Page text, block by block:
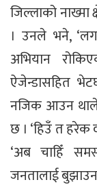
जिल्लाको नाख्मा
। उनले भने,
अभियान
ऐजेन्डासहित
नजिक आउन
छ । ‘हिउँ त हरेक
‘अब चाहिँ
जनतालाई